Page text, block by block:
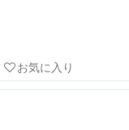
お気に入り